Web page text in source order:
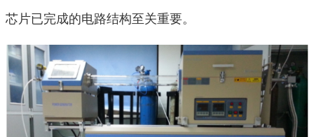
芯片已完成的电路结构至关重要。